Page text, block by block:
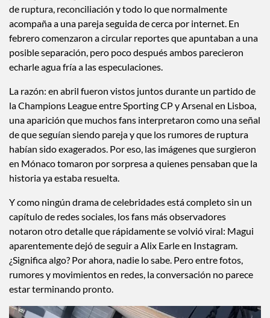
Aquí es donde la historia se pone un poco más interesante.
Desde hace meses, la relación entre Lando Norris y la modelo
portuguesa Magui Corceiro ha estado rodeada de rumores
de ruptura, reconciliación y todo lo que normalmente
acompaña a una pareja seguida de cerca por internet. En
febrero comenzaron a circular reportes que apuntaban a una
posible separación, pero poco después ambos parecieron
echarle agua fría a las especulaciones.
La razón: en abril fueron vistos juntos durante un partido de
la Champions League entre Sporting CP y Arsenal en Lisboa,
una aparición que muchos fans interpretaron como una señal
de que seguían siendo pareja y que los rumores de ruptura
habían sido exagerados. Por eso, las imágenes que surgieron
en Mónaco tomaron por sorpresa a quienes pensaban que la
historia ya estaba resuelta.
Y como ningún drama de celebridades está completo sin un
capítulo de redes sociales, los fans más observadores
notaron otro detalle que rápidamente se volvió viral: Magui
aparentemente dejó de seguir a Alix Earle en Instagram.
¿Significa algo? Por ahora, nadie lo sabe. Pero entre fotos,